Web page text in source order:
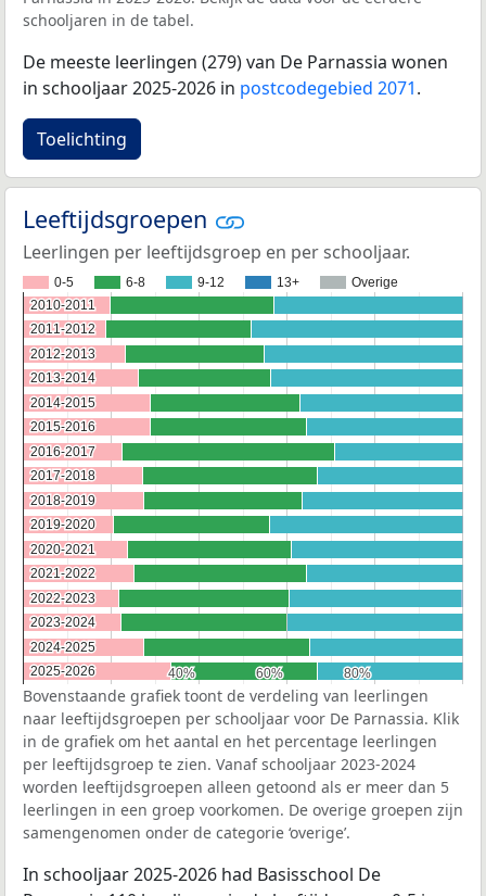
schooljaren in de tabel.
De meeste leerlingen (279) van De Parnassia wonen
in schooljaar 2025-2026 in postcodegebied 2071.
Toelichting
Leeftijdsgroepen
Leerlingen per leeftijdsgroep en per schooljaar.
0-5 6-8 9-12 13+ Overige
40%
40% 60%
60% 80%
80%
2010-2011
2010-2011
2011-2012
2011-2012
2012-2013
2012-2013
2013-2014
2013-2014
2014-2015
2014-2015
2015-2016
2015-2016
2016-2017
2016-2017
2017-2018
2017-2018
2018-2019
2018-2019
2019-2020
2019-2020
2020-2021
2020-2021
2021-2022
2021-2022
2022-2023
2022-2023
2023-2024
2023-2024
2024-2025
2024-2025
2025-2026
2025-2026
Bovenstaande grafiek toont de verdeling van leerlingen
naar leeftijdsgroepen per schooljaar voor De Parnassia. Klik
in de grafiek om het aantal en het percentage leerlingen
per leeftijdsgroep te zien. Vanaf schooljaar 2023-2024
worden leeftijdsgroepen alleen getoond als er meer dan 5
leerlingen in een groep voorkomen. De overige groepen zijn
samengenomen onder de categorie ‘overige’.
In schooljaar 2025-2026 had Basisschool De